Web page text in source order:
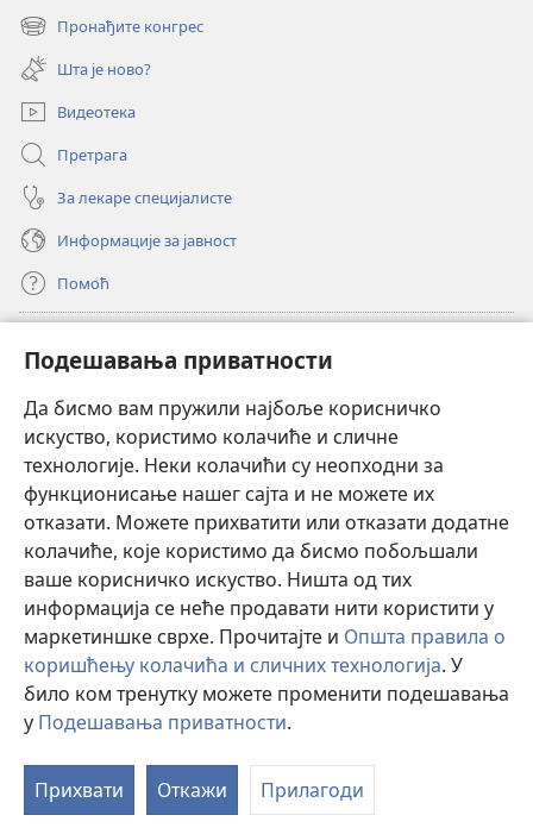
Подешавања приватности
Да бисмо вам пружили најбоље корисничко
искуство, користимо колачиће и сличне
технологије. Неки колачићи су неопходни за
функционисање нашег сајта и не можете их
отказати. Можете прихватити или отказати додатне
колачиће, које користимо да бисмо побољшали
ваше корисничко искуство. Ништа од тих
информација се неће продавати нити користити у
маркетиншке сврхе. Прочитајте и Општа правила о
коришћењу колачића и сличних технологија. У
било ком тренутку можете променити подешавања
у Подешавања приватности.
Прихвати Откажи Прилагоди
нови
прозор)
Пронађите конгрес
(отвара
нови
прозор)
Шта је ново?
Видеотека
Претрага
За лекаре специјалисте
Информације за јавност
Помоћ
(отвара
нови
прозор)ОНЛАЈН БИБЛИОТЕКА Watchtower
(отвара
нови
прозор)JW Hub®
(отвара
нови
прозор)JW Library
Watchtower Library ®
Copyright© 2026 Watch Tower Bible and Tract Society of Pennsylvania.
ПРАВИЛА КОРИШЋЕЊА|ПРИВАТНОСТ
ПРИВАТНОСТИ